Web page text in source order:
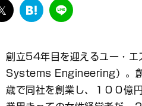
twitter
は
ブ
ッ
ク
マ
ー
LINE
創立54年目を迎えるユー・
Systems Engineering）。
歳で同社を創業し、１００億